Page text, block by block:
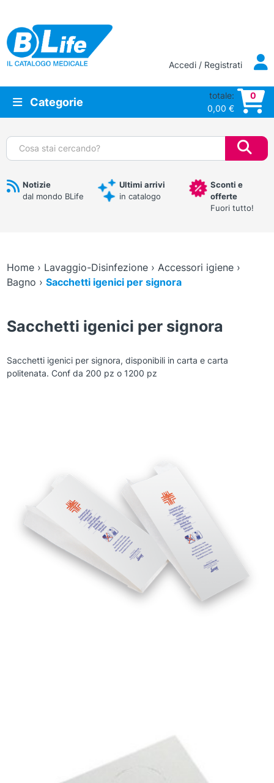
Vai al contenuto principale
Accedi / Registrati
Categorie
totale:
0,00 €
0
Cerca:
Notizie
dal mondo BLife
Ultimi arrivi
in catalogo
Sconti e
offerte
Fuori tutto!
Home› Lavaggio-Disinfezione› Accessori igiene›
Bagno › Sacchetti igenici per signora
Sacchetti igenici per signora
Sacchetti igenici per signora, disponibili in carta e carta
politenata. Conf da 200 pz o 1200 pz